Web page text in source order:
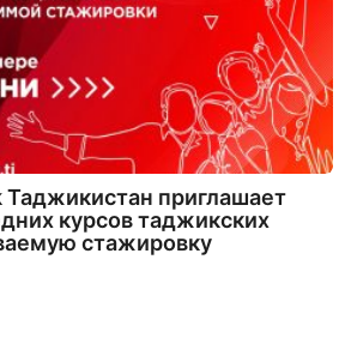
Таджикистан приглашает
курсов таджикских
стажировку